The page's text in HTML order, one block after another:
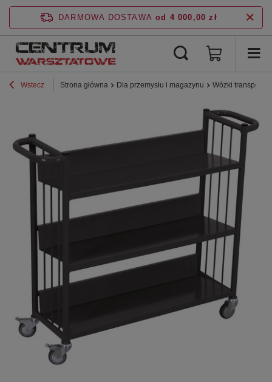
DARMOWA DOSTAWA od 4 000,00 zł
Wstecz Strona główna Dla przemysłu i magazynu Wózki